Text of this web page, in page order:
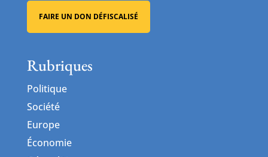
FAIRE UN DON DÉFISCALISÉ
Rubriques
Politique
Société
Europe
Économie